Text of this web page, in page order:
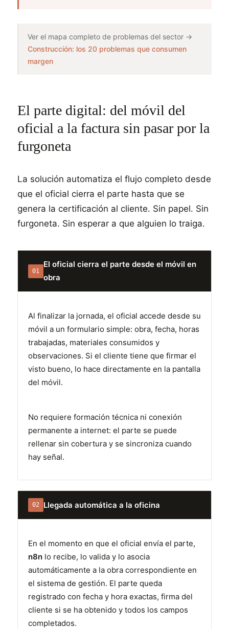
Ver el mapa completo de problemas del sector →
Construcción: los 20 problemas que consumen
margen
El parte digital: del móvil del
oficial a la factura sin pasar por la
furgoneta
La solución automatiza el flujo completo desde
que el oficial cierra el parte hasta que se
genera la certificación al cliente. Sin papel. Sin
furgoneta. Sin esperar a que alguien lo traiga.
01
El oficial cierra el parte desde el móvil en
obra
Al finalizar la jornada, el oficial accede desde su
móvil a un formulario simple: obra, fecha, horas
trabajadas, materiales consumidos y
observaciones. Si el cliente tiene que firmar el
visto bueno, lo hace directamente en la pantalla
del móvil.
No requiere formación técnica ni conexión
permanente a internet: el parte se puede
rellenar sin cobertura y se sincroniza cuando
hay señal.
02 Llegada automática a la oficina
En el momento en que el oficial envía el parte,
n8n lo recibe, lo valida y lo asocia
automáticamente a la obra correspondiente en
el sistema de gestión. El parte queda
registrado con fecha y hora exactas, firma del
cliente si se ha obtenido y todos los campos
completados.